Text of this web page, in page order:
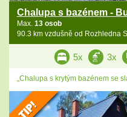
Chalupa s bazénem -
Max. 13 osob
90.3 km vzdušně od Rozhledna
5x 3x
„Chalupa s krytým bazénem se